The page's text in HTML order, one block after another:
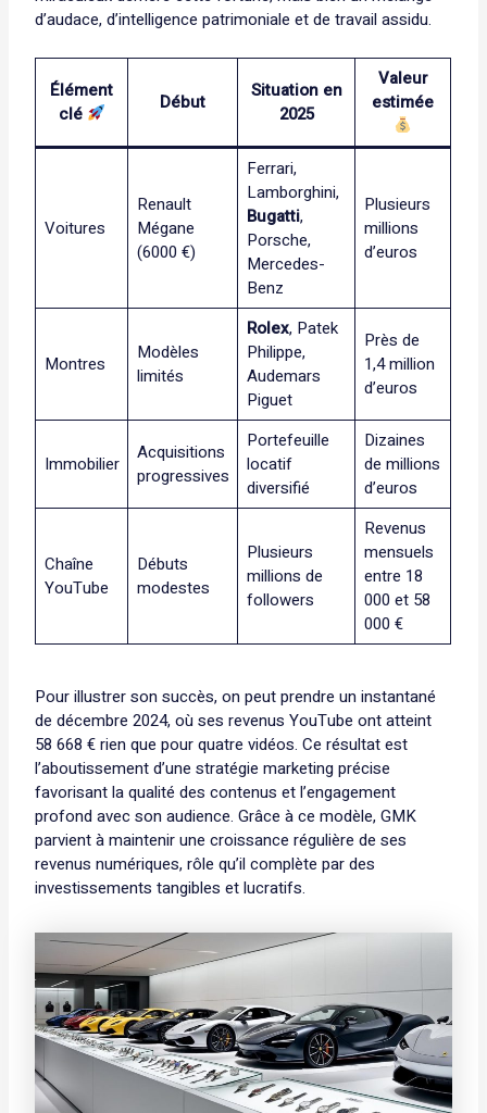
d’audace, d’intelligence patrimoniale et de travail assidu.
Élément
clé
Début
Situation en
2025
Valeur
estimée
Voitures
Renault
Mégane
(6000 €)
Ferrari,
Lamborghini,
Bugatti,
Porsche,
Mercedes-
Benz
Plusieurs
millions
d’euros
Montres
Modèles
limités
Rolex, Patek
Philippe,
Audemars
Piguet
Près de
1,4 million
d’euros
Immobilier
Acquisitions
progressives
Portefeuille
locatif
diversifié
Dizaines
de millions
d’euros
Chaîne
YouTube
Débuts
modestes
Plusieurs
millions de
followers
Revenus
mensuels
entre 18
000 et 58
000 €
Pour illustrer son succès, on peut prendre un instantané
de décembre 2024, où ses revenus YouTube ont atteint
58 668 € rien que pour quatre vidéos. Ce résultat est
l’aboutissement d’une stratégie marketing précise
favorisant la qualité des contenus et l’engagement
profond avec son audience. Grâce à ce modèle, GMK
parvient à maintenir une croissance régulière de ses
revenus numériques, rôle qu’il complète par des
investissements tangibles et lucratifs.